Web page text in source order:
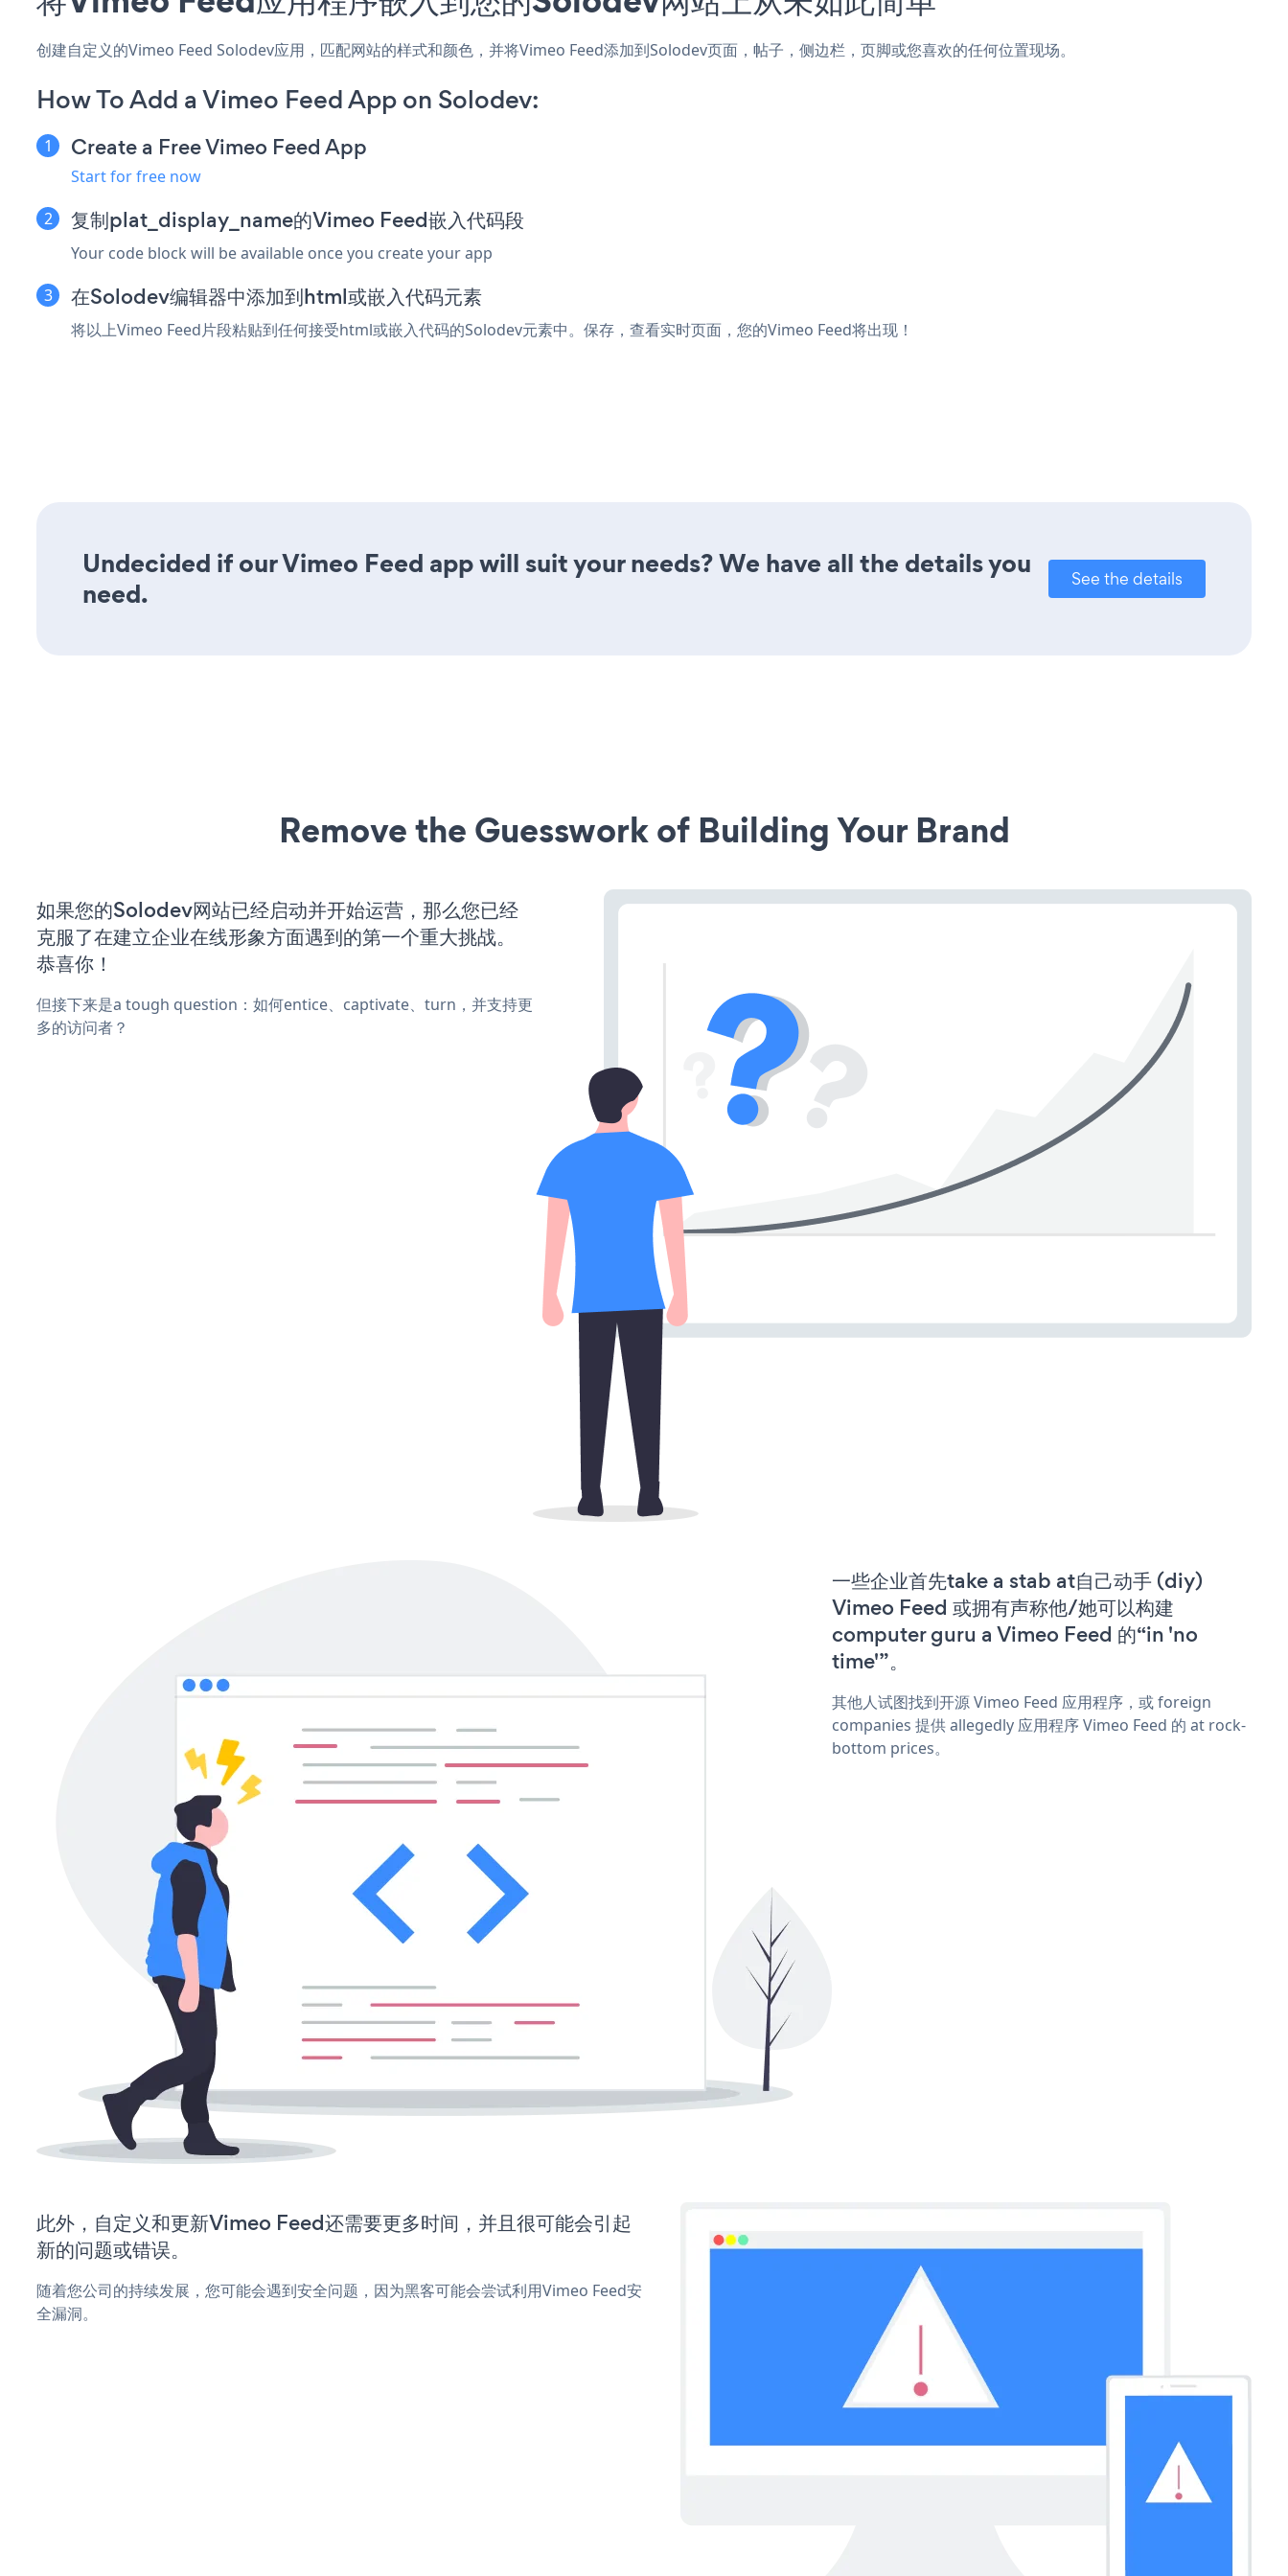
创建自定义的Vimeo Feed Solodev应用，匹配网站的样式和颜色，并将Vimeo Feed添加到Solodev页面，帖子，侧边栏，页脚或您喜欢的任何位置现场。
How To Add a Vimeo Feed App on Solodev:
Create a Free Vimeo Feed App
Start for free now
复制plat_display_name的Vimeo Feed嵌入代码段
Your code block will be available once you create your app
在Solodev编辑器中添加到html或嵌入代码元素
将以上Vimeo Feed片段粘贴到任何接受html或嵌入代码的Solodev元素中。保存，查看实时页面，您的Vimeo Feed将出现！
Undecided if our Vimeo Feed app will suit your needs? We have all the details you
need.
See the details
Remove the Guesswork of Building Your Brand
如果您的Solodev网站已经启动并开始运营，那么您已经
克服了在建立企业在线形象方面遇到的第一个重大挑战。
恭喜你！
但接下来是a tough question：如何entice、captivate、turn，并支持更
多的访问者？
一些企业首先take a stab at自己动手 (diy)
Vimeo Feed 或拥有声称他/她可以构建
computer guru a Vimeo Feed 的“in 'no
time'”。
其他人试图找到开源 Vimeo Feed 应用程序，或 foreign
companies 提供 allegedly 应用程序 Vimeo Feed 的 at rock-
bottom prices。
此外，自定义和更新Vimeo Feed还需要更多时间，并且很可能会引起
新的问题或错误。
随着您公司的持续发展，您可能会遇到安全问题，因为黑客可能会尝试利用Vimeo Feed安
全漏洞。